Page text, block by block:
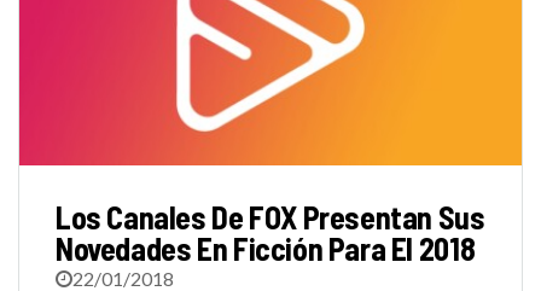
Los Canales De FOX Presentan Sus
Novedades En Ficción Para El 2018
22/01/2018